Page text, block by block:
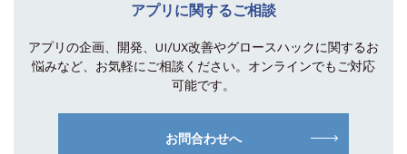
アプリに関するご相談
アプリの企画、開発、UI/UX改善やグロースハックに関するお
悩みなど、お気軽にご相談 ください。オンラインでもご対応
可能です。
お問合わせへ